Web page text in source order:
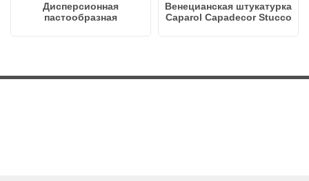
Дисперсионная
пастообразная
Венецианская штукатурка
Caparol Capadecor Stucco